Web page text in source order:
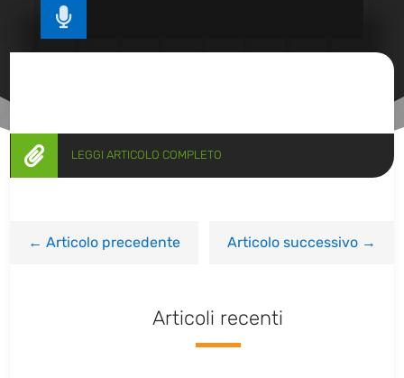

 LEGGI ARTICOLO COMPLETO
←Articolo precedente Articolo successivo→
Articoli recenti